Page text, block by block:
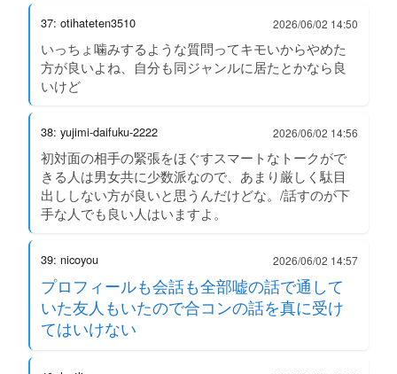
37: otihateten3510 2026/06/02 14:50
いっちょ噛みするような質問ってキモいからやめた
方が良いよね、自分も同ジャンルに居たとかなら良
いけど
38: yujimi-daifuku-2222 2026/06/02 14:56
初対面の相手の緊張をほぐすスマートなトークがで
きる人は男女共に少数派なので、あまり厳しく駄目
出ししない方が良いと思うんだけどな。/話すのが下
手な人でも良い人はいますよ。
39: nicoyou 2026/06/02 14:57
プロフィールも会話も全部嘘の話で通して
いた友人もいたので合コンの話を真に受け
てはいけない